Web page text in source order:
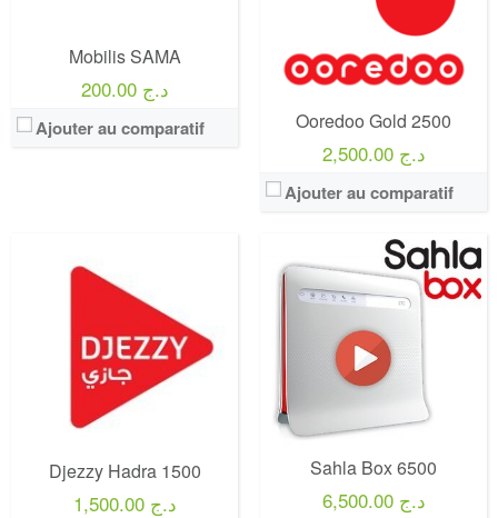
Mobilis SAMA
200.00 د.ج
Ajouter au comparatif Ooredoo Gold 2500
2,500.00 د.ج
Ajouter au comparatif
Djezzy Hadra 1500
1,500.00 د.ج
Internet:5 Go
View Details →
Sahla Box 6500
6,500.00 د.ج
120 min
Abonnement Post-payée
Internet:100 GB + débit réduit illimitée.
View Details →
Operateur:Orange
Orange 100 GO 5G
35€/MOIS Pendant 12 mois puis 50€/mois Engagement 12 mois
illimité
Engagement 12 mois
internet 5G 100 GO
View Details →
Operateur:Mobilis
Forfait:
Mobilis Sama Net 1000
Prix:
1000 Da
Crédit:
Offre:Prepayés
Internet:30 Go
View Details →